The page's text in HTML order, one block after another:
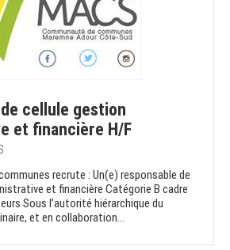
cellule gestion
et financière H/F
recrute : Un(e) responsable de
et financière Catégorie B cadre
Sous l’autorité hiérarchique du
et en collaboration...